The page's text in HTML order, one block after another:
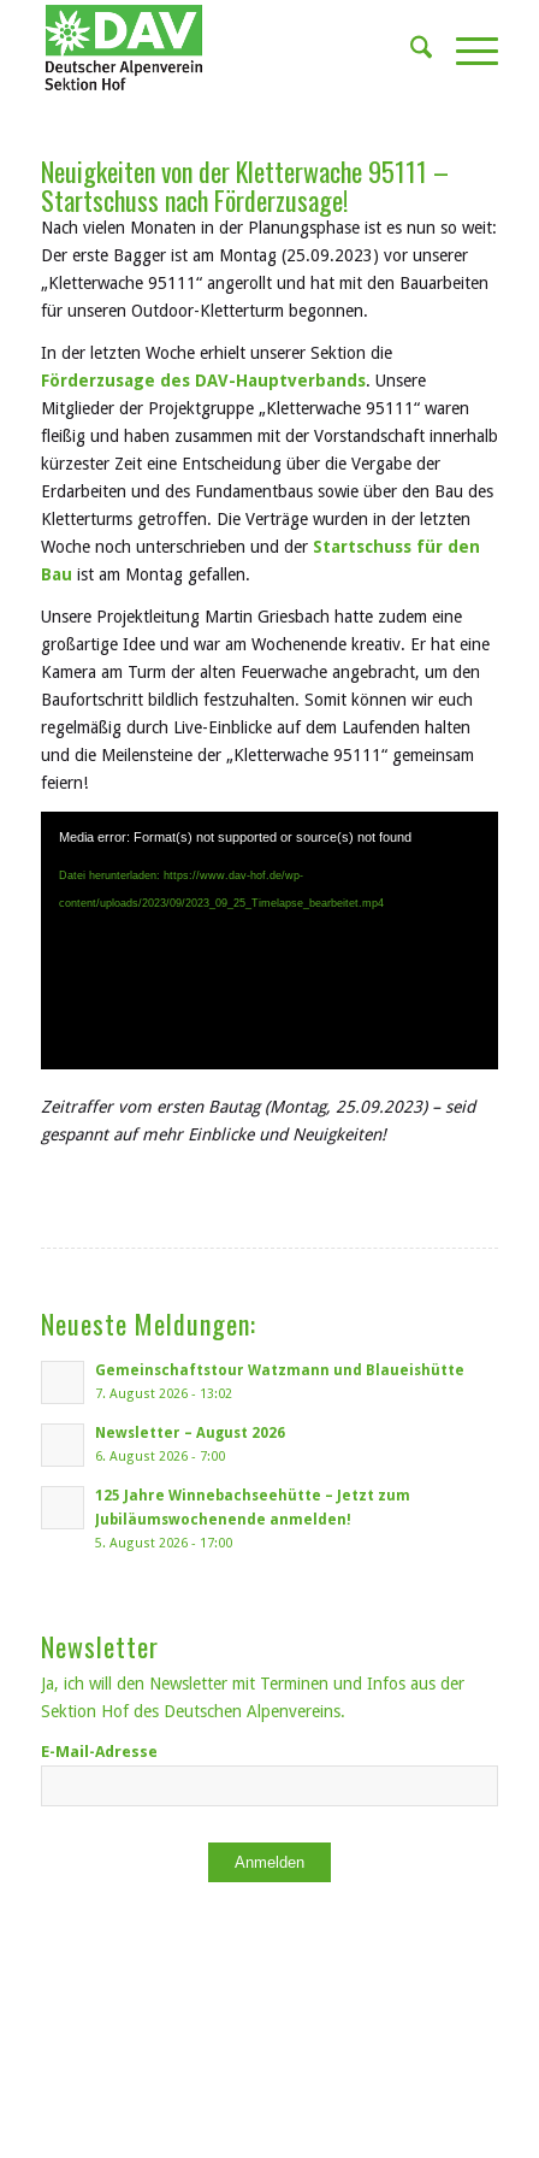
Neuigkeiten von der Kletterwache 95111 –
Startschuss nach Förderzusage!
Nach vielen Monaten in der Planungsphase ist es nun so weit:
Der erste Bagger ist am Montag (25.09.2023) vor unserer
„Kletterwache 95111“ angerollt und hat mit den Bauarbeiten
für unseren Outdoor-Kletterturm begonnen.
In der letzten Woche erhielt unserer Sektion die
Förderzusage des DAV-Hauptverbands. Unsere
Mitglieder der Projektgruppe „Kletterwache 95111“ waren
fleißig und haben zusammen mit der Vorstandschaft innerhalb
kürzester Zeit eine Entscheidung über die Vergabe der
Erdarbeiten und des Fundamentbaus sowie über den Bau des
Kletterturms getroffen. Die Verträge wurden in der letzten
Woche noch unterschrieben und der Startschuss für den
Bau ist am Montag gefallen.
Unsere Projektleitung Martin Griesbach hatte zudem eine
großartige Idee und war am Wochenende kreativ. Er hat eine
Kamera am Turm der alten Feuerwache angebracht, um den
Baufortschritt bildlich festzuhalten. Somit können wir euch
regelmäßig durch Live-Einblicke auf dem Laufenden halten
und die Meilensteine der „Kletterwache 95111“ gemeinsam
feiern!
Media error: Format(s) not supported or source(s) not found
Datei herunterladen: https://www.dav-hof.de/wp-
content/uploads/2023/09/2023_09_25_Timelapse_bearbeitet.mp4
Zeitraffer vom ersten Bautag (Montag, 25.09.2023) – seid
gespannt auf mehr Einblicke und Neuigkeiten!
Neueste Meldungen:
Gemeinschaftstour Watzmann und Blaueishütte
7. August 2026 - 13:02
Newsletter – August 2026
6. August 2026 - 7:00
125 Jahre Winnebachseehütte – Jetzt zum
Jubiläumswochenende anmelden!
5. August 2026 - 17:00
Newsletter
Ja, ich will den Newsletter mit Terminen und Infos aus der
Sektion Hof des Deutschen Alpenvereins.
E-Mail-Adresse
Anmelden